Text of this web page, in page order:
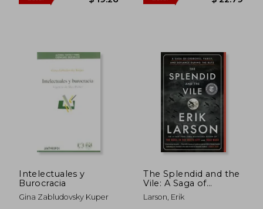
45%
dcto.
45%
dcto.
Intelectuales y
Burocracia
Gina Zabludovsky Kuper
The Splendid and the
Vile: A Saga of
Churchill, Family, and
Defiance During the
Larson, Erik